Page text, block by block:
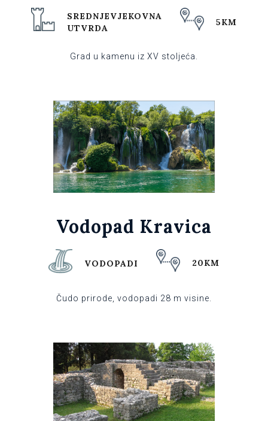
SREDNJEVJEKOVNA
UTVRDA
5KM
Grad u kamenu iz XV stoljeća.
Vodopad Kravica
VODOPADI 20KM
Čudo prirode, vodopadi 28 m visine.